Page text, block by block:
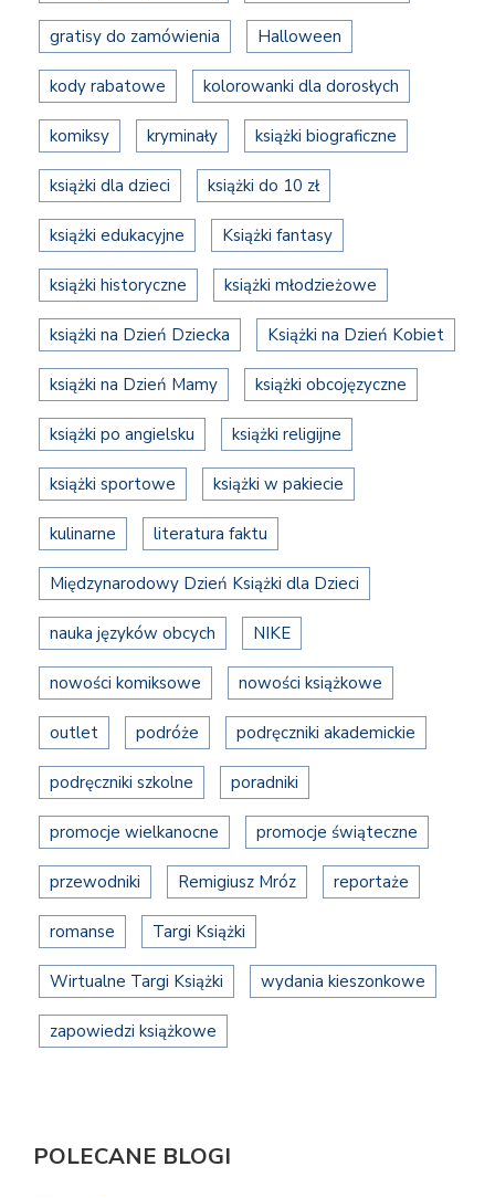
gratisy do zamówienia Halloween
kody rabatowe kolorowanki dla dorosłych
komiksy kryminały książki biograficzne
książki dla dzieci książki do 10 zł
książki edukacyjne Książki fantasy
książki historyczne książki młodzieżowe
książki na Dzień Dziecka Książki na Dzień Kobiet
książki na Dzień Mamy książki obcojęzyczne
książki po angielsku książki religijne
książki sportowe książki w pakiecie
kulinarne literatura faktu
Międzynarodowy Dzień Książki dla Dzieci
nauka języków obcych NIKE
nowości komiksowe nowości książkowe
outlet podróże podręczniki akademickie
podręczniki szkolne poradniki
promocje wielkanocne promocje świąteczne
przewodniki Remigiusz Mróz reportaże
romanse Targi Książki
Wirtualne Targi Książki wydania kieszonkowe
zapowiedzi książkowe
POLECANE BLOGI